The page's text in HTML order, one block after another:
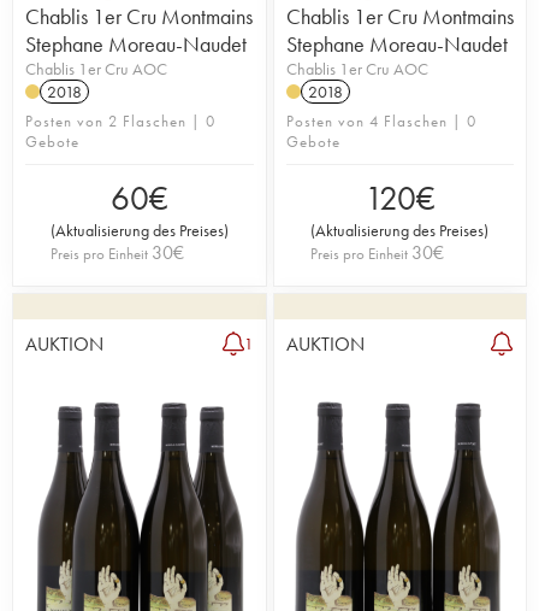
Chablis 1er Cru Montmains
Stephane Moreau-Naudet
Chablis 1er Cru AOC
2018
Posten von 2 Flaschen | 0
Gebote
60€
(Aktualisierung des Preises)
Preis pro Einheit 30€
Chablis 1er Cru Montmains
Stephane Moreau-Naudet
Chablis 1er Cru AOC
2018
Posten von 4 Flaschen | 0
Gebote
120€
(Aktualisierung des Preises)
Preis pro Einheit 30€
AUKTION 1 AUKTION